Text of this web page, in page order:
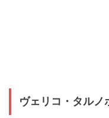
ヴェリコ・タルノ